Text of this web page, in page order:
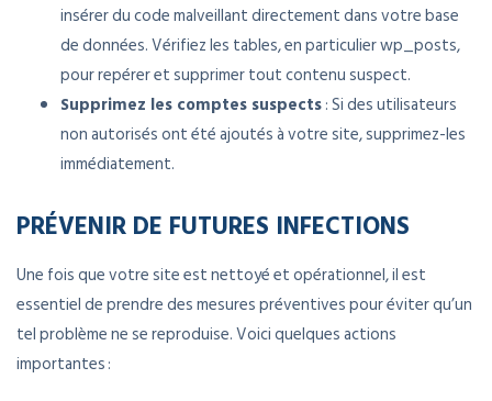
insérer du code malveillant directement dans votre base
de données. Vérifiez les tables, en particulier wp_posts,
pour repérer et supprimer tout contenu suspect.
Supprimez les comptes suspects: Si des utilisateurs
non autorisés ont été ajoutés à votre site, supprimez-les
immédiatement.
PRÉVENIR DE FUTURES INFECTIONS
Une fois que votre site est nettoyé et opérationnel, il est
essentiel de prendre des mesures préventives pour éviter qu’un
tel problème ne se reproduise. Voici quelques actions
importantes :